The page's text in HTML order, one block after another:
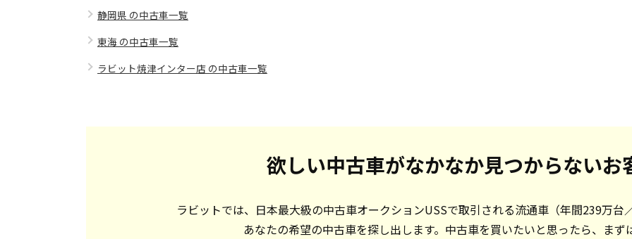
静岡県 の中古車一覧
東海 の中古車一覧
ラビット焼津インター店 の中古車一覧
欲しい中古車がなかなか見つからないお
ラビットでは、日本最大級の中古車オークションUSSで取引される流通車（年間239万台
あなたの希望の中古車を探し出します。中古車を買いたいと思ったら、まず